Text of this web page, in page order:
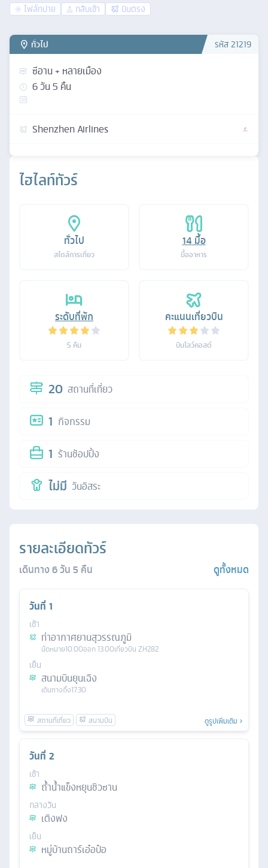
ไฟล์ทบ่าย กลับเช้า บินตรง
ไฮไลท์ทัวร์
ทั่วไป
สไตล์การเที่ยว
14 มื้อ
มื้ออาหาร
ระดับที่พัก
5 คืน
คะแนนเที่ยวบิน
บินโลว์คอสต์
20 สถานที่เที่ยว
1 กิจกรรม
1 ร้านช้อปปิ้ง
ไม่มี วันอิสระ
รายละเอียดทัวร์
เดินทาง6วัน5 คืน ดูทั้งหมด
วันที่ 1
เช้า
ท่าอากาศยานสุวรรณภูมิ
นัดหมาย10.00ออก13.00เที่ยวบิน ZH282
เย็น
สนามบินยุนเฉิง
เดินทางถึง17.30
ดูรูปเพิ่มเติม
วันที่ 2
เช้า
ถ้ำน้ำแข็งหยุนชิวซาน
กลางวัน
เติงฟง
เย็น
หมู่บ้านถาร์เอ๋อป๋อ
ทั่วไป รหัส21219
ซีอาน + หลายเมือง
6วัน5 คืน
Shenzhen Airlines